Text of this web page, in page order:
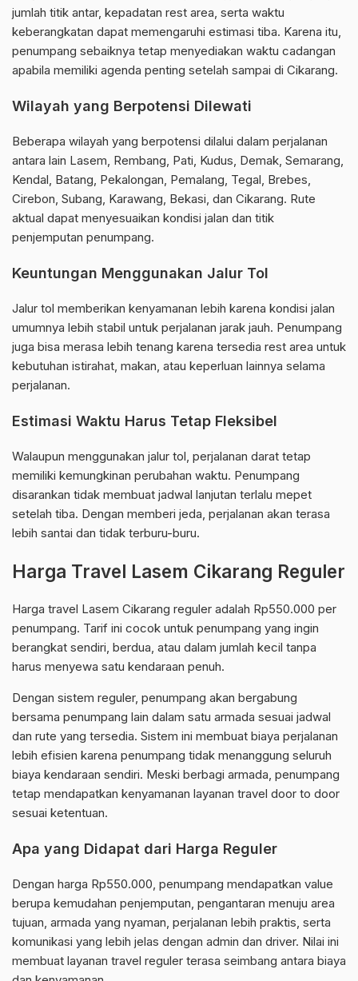
jumlah titik antar, kepadatan rest area, serta waktu
keberangkatan dapat memengaruhi estimasi tiba. Karena itu,
penumpang sebaiknya tetap menyediakan waktu cadangan
apabila memiliki agenda penting setelah sampai di Cikarang.
Wilayah yang Berpotensi Dilewati
Beberapa wilayah yang berpotensi dilalui dalam perjalanan
antara lain Lasem, Rembang, Pati, Kudus, Demak, Semarang,
Kendal, Batang, Pekalongan, Pemalang, Tegal, Brebes,
Cirebon, Subang, Karawang, Bekasi, dan Cikarang. Rute
aktual dapat menyesuaikan kondisi jalan dan titik
penjemputan penumpang.
Keuntungan Menggunakan Jalur Tol
Jalur tol memberikan kenyamanan lebih karena kondisi jalan
umumnya lebih stabil untuk perjalanan jarak jauh. Penumpang
juga bisa merasa lebih tenang karena tersedia rest area untuk
kebutuhan istirahat, makan, atau keperluan lainnya selama
perjalanan.
Estimasi Waktu Harus Tetap Fleksibel
Walaupun menggunakan jalur tol, perjalanan darat tetap
memiliki kemungkinan perubahan waktu. Penumpang
disarankan tidak membuat jadwal lanjutan terlalu mepet
setelah tiba. Dengan memberi jeda, perjalanan akan terasa
lebih santai dan tidak terburu-buru.
Harga Travel Lasem Cikarang Reguler
Harga travel Lasem Cikarang reguler adalah Rp550.000 per
penumpang. Tarif ini cocok untuk penumpang yang ingin
berangkat sendiri, berdua, atau dalam jumlah kecil tanpa
harus menyewa satu kendaraan penuh.
Dengan sistem reguler, penumpang akan bergabung
bersama penumpang lain dalam satu armada sesuai jadwal
dan rute yang tersedia. Sistem ini membuat biaya perjalanan
lebih efisien karena penumpang tidak menanggung seluruh
biaya kendaraan sendiri. Meski berbagi armada, penumpang
tetap mendapatkan kenyamanan layanan travel door to door
sesuai ketentuan.
Apa yang Didapat dari Harga Reguler
Dengan harga Rp550.000, penumpang mendapatkan value
berupa kemudahan penjemputan, pengantaran menuju area
tujuan, armada yang nyaman, perjalanan lebih praktis, serta
komunikasi yang lebih jelas dengan admin dan driver. Nilai ini
membuat layanan travel reguler terasa seimbang antara biaya